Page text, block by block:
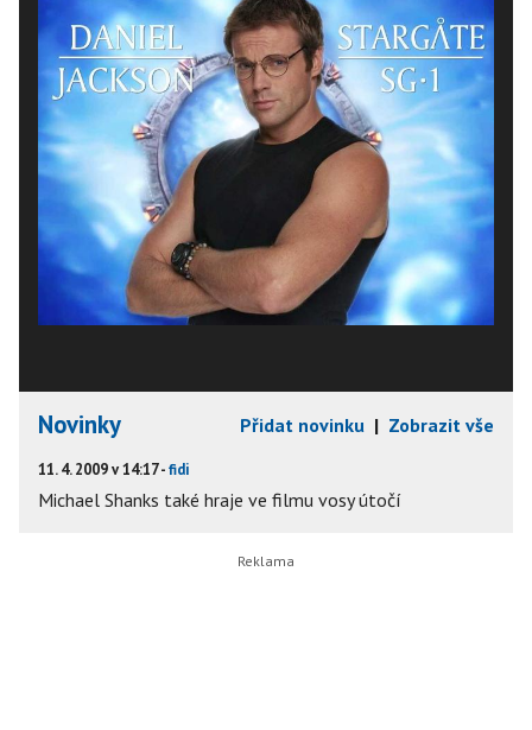
Novinky Přidat novinku | Zobrazit vše
11. 4. 2009 v 14:17 -fidi
Michael Shanks také hraje ve filmu vosy útočí